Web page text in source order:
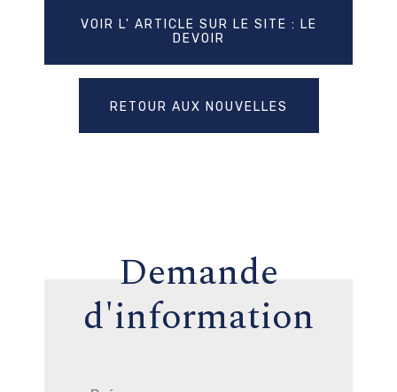
VOIR L' ARTICLE SUR LE SITE : LE
DEVOIR
RETOUR AUX NOUVELLES
Demande
d'information